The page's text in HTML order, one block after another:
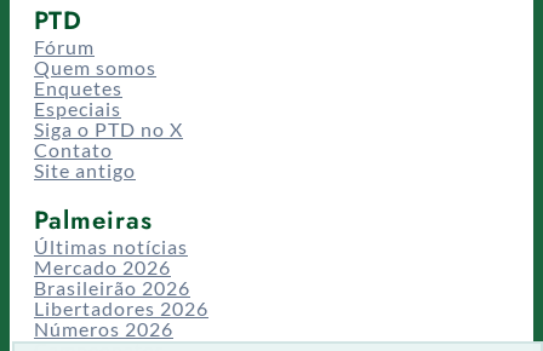
PTD
Fórum
Quem somos
Enquetes
Especiais
Siga o PTD no X
Contato
Site antigo
Palmeiras
Últimas notícias
Mercado 2026
Brasileirão 2026
Libertadores 2026
Números 2026